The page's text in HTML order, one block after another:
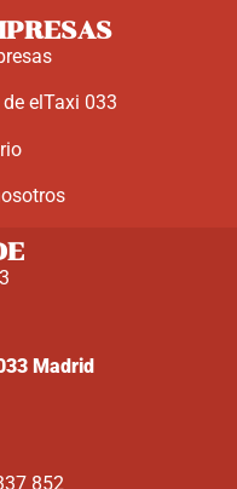
elTaxi 033
Madrid
852